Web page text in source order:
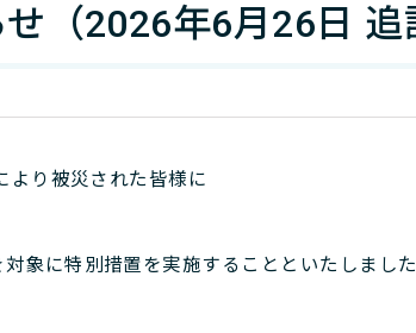
（2026年6月26日 追
より被災された皆様に
象に特別措置を実施することといたしまし